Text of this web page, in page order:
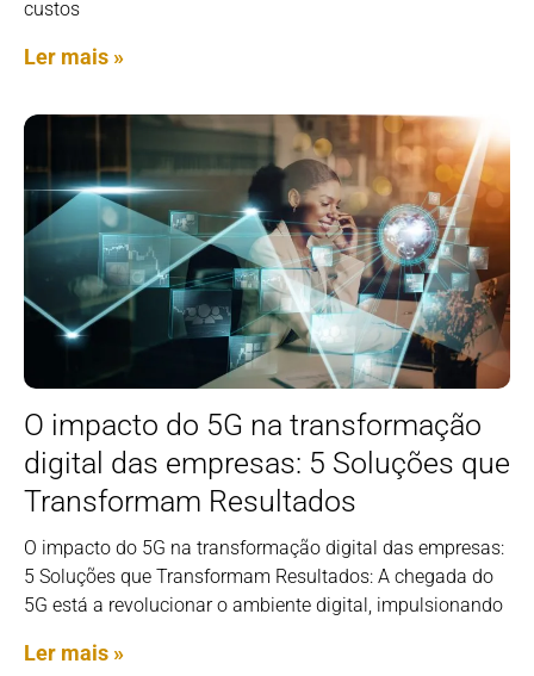
custos
Ler mais »
O impacto do 5G na transformação
digital das empresas: 5 Soluções que
Transformam Resultados
O impacto do 5G na transformação digital das empresas:
5 Soluções que Transformam Resultados: A chegada do
5G está a revolucionar o ambiente digital, impulsionando
Ler mais »